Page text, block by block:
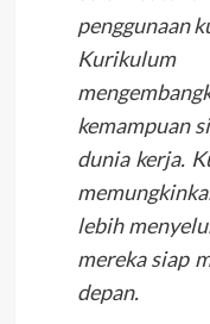
penggunaan
kemampuan
dunia kerja.
lebih
mereka siap
depan.